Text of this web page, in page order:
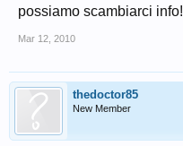
possiamo scambiarci info!
Mar 12, 2010
thedoctor85
New Member